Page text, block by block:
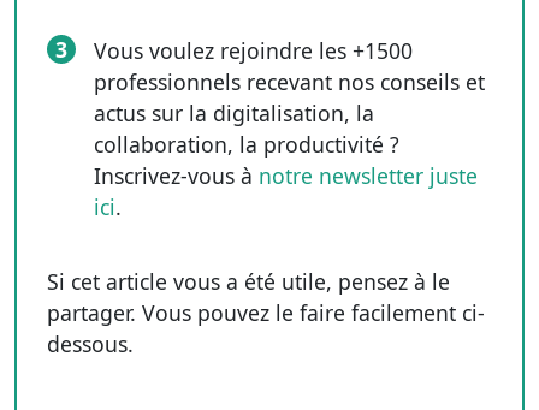
3
Vous voulez rejoindre les +1500
professionnels recevant nos conseils et
actus sur la digitalisation, la
collaboration, la productivité ?
Inscrivez-vous à notre newsletter juste
ici.
Si cet article vous a été utile, pensez à le
partager. Vous pouvez le faire facilement ci-
dessous.